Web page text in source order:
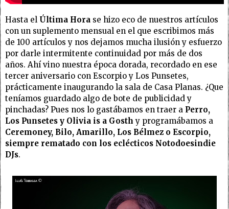
Hasta el Última Hora se hizo eco de nuestros artículos
con un suplemento mensual en el que escribimos más
de 100 artículos y nos dejamos mucha ilusión y esfuerzo
por darle intermitente continuidad por más de dos
años. Ahí vino nuestra época dorada, recordado en ese
tercer aniversario con Escorpio y Los Punsetes,
prácticamente inaugurando la sala de Casa Planas. ¿Que
teníamos guardado algo de bote de publicidad y
pinchadas? Pues nos lo gastábamos en traer a Perro,
Los Punsetes y Olivia is a Gosth y programábamos a
Ceremoney, Bilo, Amarillo, Los Bélmez o Escorpio,
siempre rematado con los eclécticos Notodoesindie
DJs.